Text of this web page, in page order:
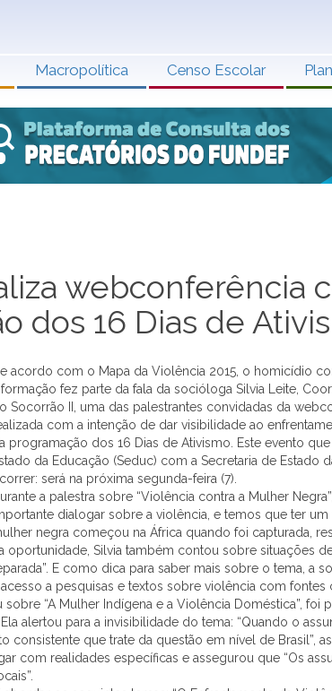
Macropolítica Censo Escolar
webconferência
dos 16 Dias de
acordo com o Mapa da Violência 2015, o homicídio
fez parte da fala da socióloga Silvia Leite,
Socorrão II, uma das palestrantes convidadas da
com a intenção de dar visibilidade ao
programação dos 16 Dias de Ativismo. Este evento
da Educação (Seduc) com a Secretaria de Estado
será na próxima segunda-feira (7).
a palestra sobre “Violência contra a Mulher
dialogar sobre a violência, e temos que ter um
negra começou na África quando foi capturada,
oportunidade, Silvia também contou sobre situações
E como dica para saber mais sobre o tema, a
a pesquisas e textos sobre violência com fontes
sobre “A Mulher Indígena e a Violência Doméstica”, foi
alertou para a invisibilidade do tema: “Quando o
consistente que trate da questão em nível de Brasil”,
com realidades específicas e assegurou que “Os